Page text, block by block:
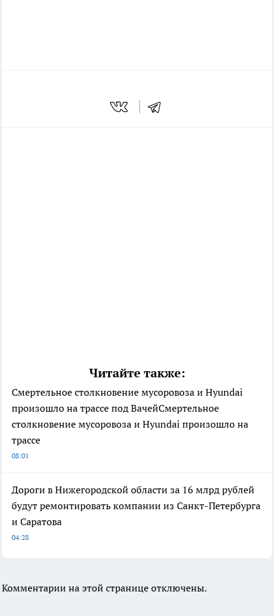
Читайте также:
Смертельное столкновение мусоровоза и Hyundai
произошло на трассе под ВачейСмертельное
столкновение мусоровоза и Hyundai произошло на
трассе
08:01
Дороги в Нижегородской области за 16 млрд рублей
будут ремонтировать компании из Санкт-Петербурга
и Саратова
04:28
Комментарии на этой странице отключены.